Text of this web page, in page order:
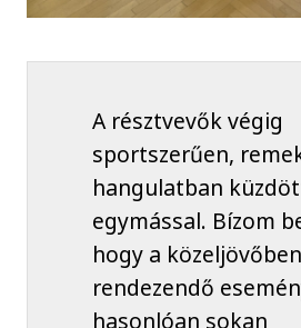
A résztvevők végig
sportszerűen,
hangulatban
egymással. Bízom
hogy a közeljövőben
rendezendő
hasonlóan sokan